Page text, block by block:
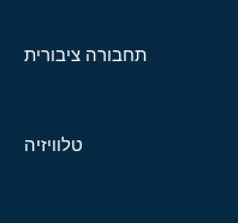
תחבורה ציבורית
טלוויזיה